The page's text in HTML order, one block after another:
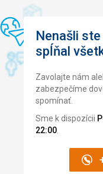
Nenašli
spĺňal
Zavolajte nám
zabezpečíme
spomínať.
Sme k dispozícii
22:00